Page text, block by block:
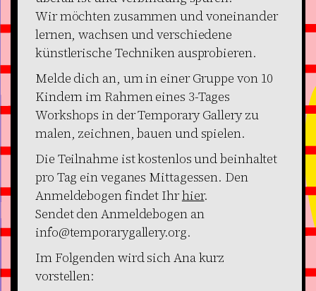
Wir möchten zusammen und voneinander
lernen, wachsen und verschiedene
künstlerische Techniken ausprobieren.
Melde dich an, um in einer Gruppe von 10
Kindern im Rahmen eines 3-Tages
Workshops in der Temporary Gallery zu
malen, zeichnen, bauen und spielen.
Die Teilnahme ist kostenlos und beinhaltet
pro Tag ein veganes Mittagessen. Den
Anmeldebogen findet Ihrhier.
Sendet den Anmeldebogen an
info@temporarygallery.org.
Im Folgenden wird sich Ana kurz
vorstellen: